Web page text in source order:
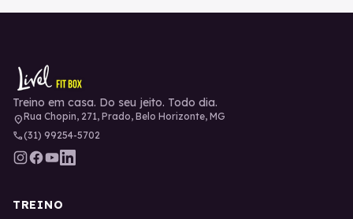
Treino em casa. Do seu jeito. Todo dia.
location_onRua Chopin, 271, Prado, Belo Horizonte, MG
phone(31) 99254-5702
TREINO